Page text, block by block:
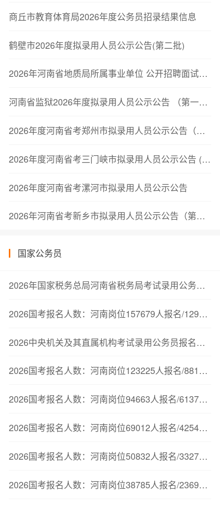
商丘市教育体育局2026年度公务员招录结果信息
鹤壁市2026年度拟录用人员公示公告(第二批)
2026年河南省地质局所属事业单位 公开招聘面试资格确认公告
河南省监狱2026年度拟录用人员公示公告 （第一批）
2026年度河南省考郑州市拟录用人员公示公告（第二批）
2026年度河南省考三门峡市拟录用人员公示公告 (第一批)
2026年度河南省考漯河市拟录用人员公示公告
2026年河南省考新乡市拟录用人员公示公告（第一批）
国家公务员
2026年国家税务总局河南省税务局考试录用公务员面试公告
2026国考报名人数：河南岗位157679人报名/129726人审核通过【截至10月23日17:00】
2026中央机关及其直属机构考试录用公务员报名人数较少职位（截至10月23日11点）
2026国考报名人数：河南岗位123225人报名/88175人审核通过【截至10月22日17:00】
2026国考报名人数：河南岗位94663人报名/61378人审核通过【截至10月21日17:00】
2026国考报名人数：河南岗位69012人报名/42545人审核通过【截至10月20日16:30】
2026国考报名人数：河南岗位50832人报名/33272人审核通过【截至10月19日20时】
2026国考报名人数：河南岗位38785人报名/23694人审核通过【截至10月18日20时】